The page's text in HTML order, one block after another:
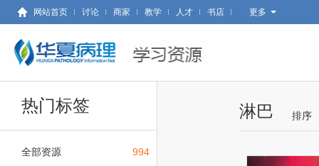
网站首页 讨论 商家 教学 人才 书店 更多
热门标签
全部资源 994
淋巴
排序
热度